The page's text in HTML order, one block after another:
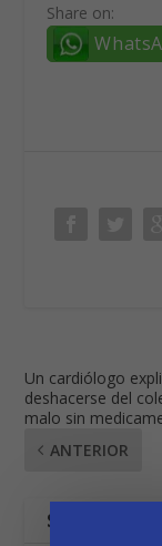
Share on:
Un cardiólogo
deshacerse del
malo sin
ANTERIOR
SOBRE EL